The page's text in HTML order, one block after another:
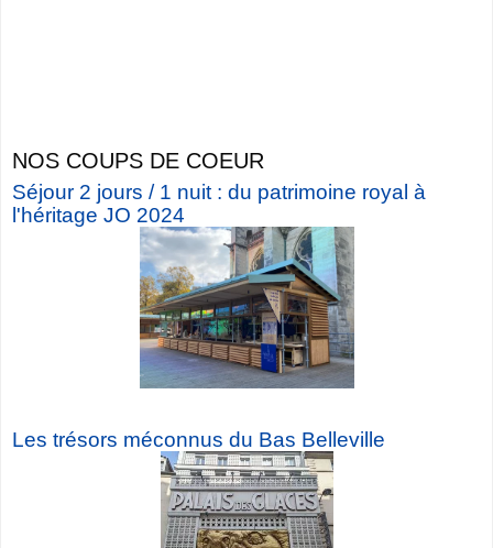
NOS COUPS DE COEUR
Séjour 2 jours / 1 nuit : du patrimoine royal à
l'héritage JO 2024
Les trésors méconnus du Bas Belleville